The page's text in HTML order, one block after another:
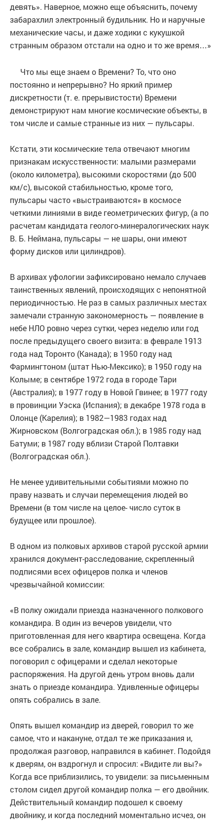
девять». Наверное, можно еще объяснить, почему
забарахлил электронный будильник. Но и наручные
механические часы, и даже ходики с кукушкой
странным образом отстали на одно и то же время…»
Что мы еще знаем о Времени? То, что оно
постоянно и непрерывно? Но яркий пример
дискретности (т. е. прерывистости) Времени
демонстрируют нам многие космические объекты, в
том числе и самые странные из них — пульсары.
Кстати, эти космические тела отвечают многим
признакам искусственности: малыми размерами
(около километра), высокими скоростями (до 500
км/с), высокой стабильностью, кроме того,
пульсары часто «выстраиваются» в космосе
четкими линиями в виде геометрических фигур, (а по
расчетам кандидата геолого-минералогических наук
В. Б. Неймана, пульсары — не шары, они имеют
форму дисков или цилиндров).
В архивах уфологии зафиксировано немало случаев
таинственных явлений, происходящих с непонятной
периодичностью. Не раз в самых различных местах
замечали странную закономерность — появление в
небе НЛО ровно через сутки, через неделю или год
после предыдущего своего визита: в феврале 1913
года над Торонто (Канада); в 1950 году над
Фармингтоном (штат Нью-Мексико); в 1950 году на
Колыме; в сентябре 1972 года в городе Тари
(Австралия); в 1977 году в Новой Гвинее; в 1977 году
в провинции Уэска (Испания); в декабре 1978 года в
Олонце (Карелия); в 1982—1983 годах над
Жирновском (Волгоградская обл.); в 1985 году над
Батуми; в 1987 году вблизи Старой Полтавки
(Волгоградская обл.).
Не менее удивительными событиями можно по
праву назвать и случаи перемещения людей во
Времени (в том числе на целое- число суток в
будущее или прошлое).
В одном из полковых архивов старой русской армии
хранился документ-расследование, скрепленный
подписями всех офицеров полка и членов
чрезвычайной комиссии:
«В полку ожидали приезда назначенного полкового
командира. В один из вечеров увидели, что
приготовленная для него квартира освещена. Когда
все собрались в зале, командир вышел из кабинета,
поговорил с офицерами и сделал некоторые
распоряжения. На другой день утром вновь дали
знать о приезде командира. Удивленные офицеры
опять собрались в зале.
Опять вышел командир из дверей, говорил то же
самое, что и накануне, отдал те же приказания и,
продолжая разговор, направился в кабинет. Подойдя
к дверям, он вздрогнул и спросил: «Видите ли вы?»
Когда все приблизились, то увидели: за письменным
столом сидел другой командир полка — его двойник.
Действительный командир подошел к своему
двойнику, и когда последний моментально исчез, он